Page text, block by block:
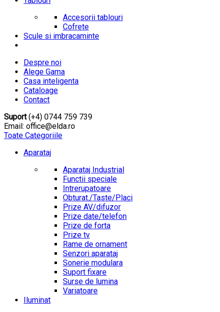
Accesorii tablouri
Cofrete
Scule si imbracaminte
Despre noi
Alege Gama
Casa inteligenta
Cataloage
Contact
Suport(+4) 0744 759 739
Email: office@elda.ro
Toate Categoriile
Aparataj
Aparataj Industrial
Functii speciale
Intrerupatoare
Obturat./Taste/Placi
Prize AV/difuzor
Prize date/telefon
Prize de forta
Prize tv
Rame de ornament
Senzori aparataj
Sonerie modulara
Suport fixare
Surse de lumina
Variatoare
Iluminat